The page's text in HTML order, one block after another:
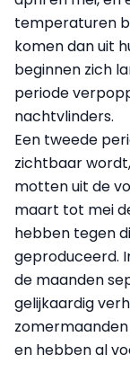
temperaturen
komen dan uit
beginnen zich
periode
nachtvlinders.
Een tweede
zichtbaar
motten uit de
maart tot mei
hebben tegen
geproduceerd.
de maanden
gelijkaardig
en hebben al